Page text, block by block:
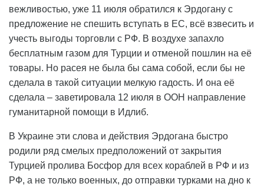
вежливостью, уже 11 июля обратился к Эрдогану с
предложение не спешить вступать в ЕС, всё взвесить и
учесть выгоды торговли с РФ. В воздухе запахло
бесплатным газом для Турции и отменой пошлин на её
товары. Но расея не была бы сама собой, если бы не
сделала в такой ситуации мелкую гадость. И она её
сделала – заветировала 12 июля в ООН направление
гуманитарной помощи в Идлиб.
В Украине эти слова и действия Эрдогана быстро
родили ряд смелых предположений от закрытия
Турцией пролива Босфор для всех кораблей в РФ и из
РФ, а не только военных, до отправки турками на дно к